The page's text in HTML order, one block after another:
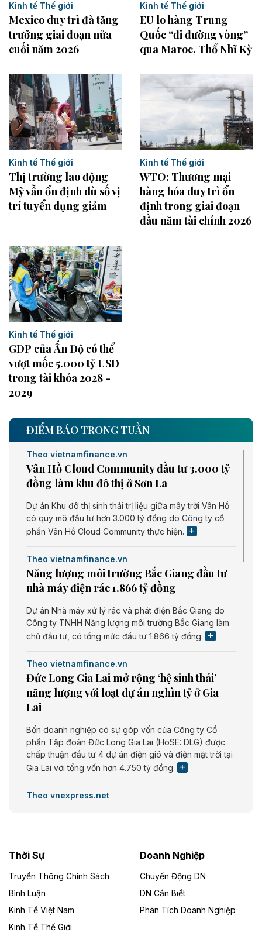
Kinh tế Thế giới
Mexico duy trì đà tăng
trưởng giai đoạn nửa
cuối năm 2026
Kinh tế Thế giới
EU lo hàng Trung
Quốc “đi đường vòng”
qua Maroc, Thổ Nhĩ Kỳ
Kinh tế Thế giới
Thị trường lao động
Mỹ vẫn ổn định dù số vị
trí tuyển dụng giảm
Kinh tế Thế giới
WTO: Thương mại
hàng hóa duy trì ổn
định trong giai đoạn
đầu năm tài chính 2026
Kinh tế Thế giới
GDP của Ấn Độ có thể
vượt mốc 5.000 tỷ USD
trong tài khóa 2028 -
2029
ĐIỂM BÁO TRONG TUẦN
Theo vietnamfinance.vn
Vân Hồ Cloud Community đầu tư 3.000 tỷ
đồng làm khu đô thị ở Sơn La
Dự án Khu đô thị sinh thái trị liệu giữa mây trời Vân Hồ
có quy mô đầu tư hơn 3.000 tỷ đồng do Công ty cổ
phần Vân Hồ Cloud Community thực hiện.
Theo vietnamfinance.vn
Năng lượng môi trường Bắc Giang đầu tư
nhà máy điện rác 1.866 tỷ đồng
Dự án Nhà máy xử lý rác và phát điện Bắc Giang do
Công ty TNHH Năng lượng môi trường Bắc Giang làm
chủ đầu tư, có tổng mức đầu tư 1.866 tỷ đồng.
Theo vietnamfinance.vn
Đức Long Gia Lai mở rộng ‘hệ sinh thái’
năng lượng với loạt dự án nghìn tỷ ở Gia
Lai
Bốn doanh nghiệp có sự góp vốn của Công ty Cổ
phần Tập đoàn Đức Long Gia Lai (HoSE: DLG) được
chấp thuận đầu tư 4 dự án điện gió và điện mặt trời tại
Gia Lai với tổng vốn hơn 4.750 tỷ đồng.
Theo vnexpress.net
đất để đầu tư khu công nghiệp công nghệ cao Long
Thành, thời hạn đến 2065.
Theo baodautu.vn
Đề xuất hỗ trợ 20.000 tỷ đồng làm cao tốc
Thái Nguyên - Lạng Sơn
Thời Sự
Truyền Thông Chính Sách
Bình Luận
Kinh Tế Việt Nam
Kinh Tế Thế Giới
Doanh Nghiệp
Chuyển Động DN
DN Cần Biết
Phân Tích Doanh Nghiệp